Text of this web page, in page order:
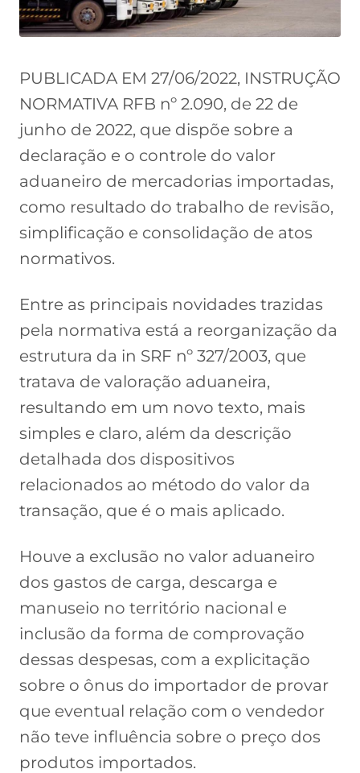
PUBLICADA EM 27/06/2022, INSTRUÇÃO
NORMATIVA RFB nº 2.090, de 22 de
junho de 2022, que dispõe sobre a
declaração e o controle do valor
aduaneiro de mercadorias importadas,
como resultado do trabalho de revisão,
simplificação e consolidação de atos
normativos.
Entre as principais novidades trazidas
pela normativa está a reorganização da
estrutura da in SRF nº 327/2003, que
tratava de valoração aduaneira,
resultando em um novo texto, mais
simples e claro, além da descrição
detalhada dos dispositivos
relacionados ao método do valor da
transação, que é o mais aplicado.
Houve a exclusão no valor aduaneiro
dos gastos de carga, descarga e
manuseio no território nacional e
inclusão da forma de comprovação
dessas despesas, com a explicitação
sobre o ônus do importador de provar
que eventual relação com o vendedor
não teve influência sobre o preço dos
produtos importados.